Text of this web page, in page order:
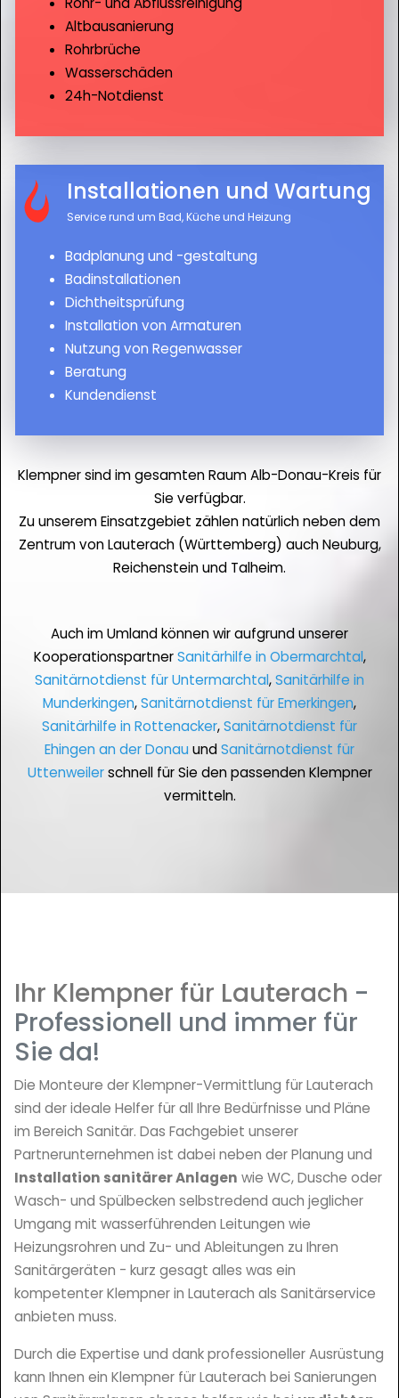
Altbausanierung
Rohrbrüche
Wasserschäden
24h-Notdienst
Installationen und Wartung
Service rund um Bad, Küche und Heizung
Badplanung und -gestaltung
Badinstallationen
Dichtheitsprüfung
Installation von Armaturen
Nutzung von Regenwasser
Beratung
Kundendienst
Klempner sind im gesamten Raum Alb-Donau-Kreis für
Sie verfügbar.
Zu unserem Einsatzgebiet zählen natürlich neben dem
Zentrum von Lauterach (Württemberg) auch Neuburg,
Reichenstein und Talheim.
Auch im Umland können wir aufgrund unserer
KooperationspartnerSanitärhilfe in Obermarchtal,
Sanitärnotdienst für Untermarchtal,Sanitärhilfe in
Munderkingen,Sanitärnotdienst für Emerkingen,
Sanitärhilfe in Rottenacker,Sanitärnotdienst für
Ehingen an der Donau undSanitärnotdienst für
Uttenweilerschnell für Sie den passenden Klempner
vermitteln.
Ihr Klempner für Lauterach -
Professionell und immer für
Sie da!
Die Monteure der Klempner-Vermittlung für Lauterach
sind der ideale Helfer für all Ihre Bedürfnisse und Pläne
im Bereich Sanitär. Das Fachgebiet unserer
Partnerunternehmen ist dabei neben der Planung und
Installation sanitärer Anlagen wie WC, Dusche oder
Wasch- und Spülbecken selbstredend auch jeglicher
Umgang mit wasserführenden Leitungen wie
Heizungsrohren und Zu- und Ableitungen zu Ihren
Sanitärgeräten - kurz gesagt alles was ein
kompetenter Klempner in Lauterach als Sanitärservice
anbieten muss.
Durch die Expertise und dank professioneller Ausrüstung
kann Ihnen ein Klempner für Lauterach bei Sanierungen